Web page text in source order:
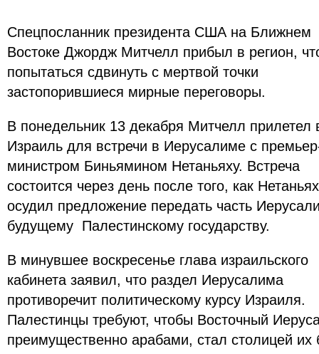
Спецпосланник президента США на Ближнем
Востоке Джордж Митчелл прибыл в регион,
попытаться сдвинуть с мертвой точки
застопорившиеся мирные переговоры.
В понедельник 13 декабря Митчелл прилетел
Израиль для встречи в Иерусалиме с
министром Биньямином Нетаньяху. Встреча
состоится через день после того, как
осудил предложение передать часть
будущему Палестинскому государству.
В минувшее воскресенье глава израильского
кабинета заявил, что раздел Иерусалима
противоречит политическому курсу Израиля.
Палестинцы требуют, чтобы Восточный
преимущественно арабами, стал столицей их